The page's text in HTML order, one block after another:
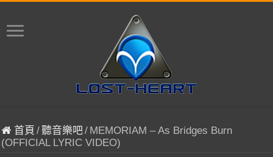
首頁 /聽音樂吧/ MEMORIAM – As Bridges Burn
(OFFICIAL LYRIC VIDEO)